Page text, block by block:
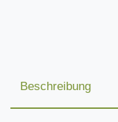
Beschreibung